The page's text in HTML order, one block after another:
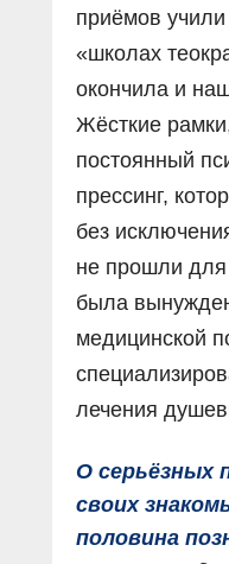
приёмов
«школах
окончила и
Жёсткие
постоянный
прессинг,
без
не прошли для
была
медицинской
лечения
О серьёзных
своих
половина